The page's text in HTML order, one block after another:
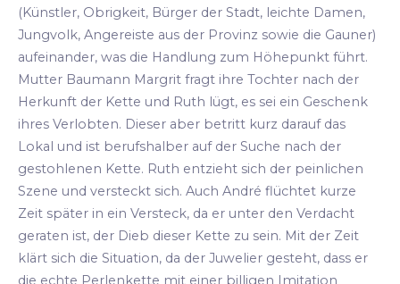
(Künstler, Obrigkeit, Bürger der Stadt, leichte Damen,
Jungvolk, Angereiste aus der Provinz sowie die Gauner)
aufeinander, was die Handlung zum Höhepunkt führt.
Mutter Baumann Margrit fragt ihre Tochter nach der
Herkunft der Kette und Ruth lügt, es sei ein Geschenk
ihres Verlobten. Dieser aber betritt kurz darauf das
Lokal und ist berufshalber auf der Suche nach der
gestohlenen Kette. Ruth entzieht sich der peinlichen
Szene und versteckt sich. Auch André flüchtet kurze
Zeit später in ein Versteck, da er unter den Verdacht
geraten ist, der Dieb dieser Kette zu sein. Mit der Zeit
klärt sich die Situation, da der Juwelier gesteht, dass er
die echte Perlenkette mit einer billigen Imitation